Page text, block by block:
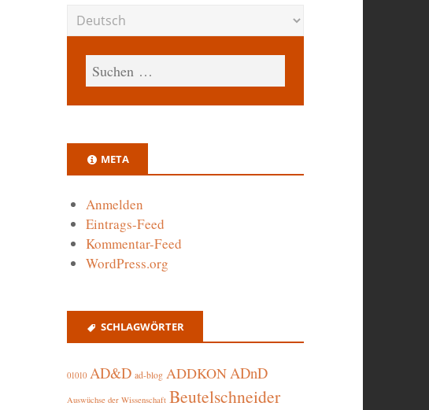
META
Anmelden
Eintrags-Feed
Kommentar-Feed
WordPress.org
SCHLAGWÖRTER
01010 AD&D ad-blog ADDKONADnD
Auswüchse der Wissenschaft Beutelschneider